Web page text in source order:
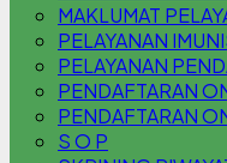
MAKLUMAT
PELAYANAN
PELAYANAN
PENDAFTARAN
PENDAFTARAN
S O P